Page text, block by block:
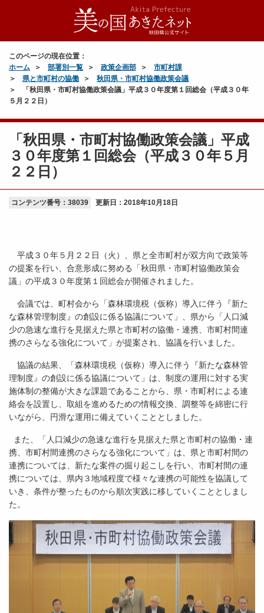
このページの現在位置：
ホーム
部署別一覧 政策企画部
市町村課
県と市町村の協働
秋田県・市町村協働政策会議
「秋田県・市町村協働政策会議」平成３０年度第１回総会（平成３０年
５月２２日）
「秋田県・市町村協働政策会議」平成
３０年度第１回総会（平成３０年５月
２２日）
コンテンツ番号：38039 更新日： 2018年10月18日
平成３０年５月２２日（火）、県と全市町村が双方向で政策等
の提案を行い、合意形成に努める「秋田県・市町村協働政策会
議」の平成３０年度第１回総会が開催されました。
会議では、町村会から「森林環境税（仮称）導入に伴う『新た
な森林管理制度』の創設に係る協議について」、県から「人口減
少の急速な進行を見据えた県と市町村の協働・連携、市町村間連
携のさらなる強化について」が提案され、協議を行いました。
協議の結果、「森林環境税（仮称）導入に伴う『新たな森林管
理制度』の創設に係る協議について」は、制度の運用に対する実
施体制の整備が大きな課題であることから、県・市町村による連
絡会を設置し、取組を進めるための情報交換、調整等を綿密に行
いながら、円滑な運用に備えていくこととしました。
また、「人口減少の急速な進行を見据えた県と市町村の協働・連
携、市町村間連携のさらなる強化について」は、県と市町村間の
連携については、新たな案件の掘り起こしを行い、市町村間の連
携については、県内３地域程度で様々な連携の可能性を協議して
いき、条件が整ったものから順次実践に移していくこととしまし
た。